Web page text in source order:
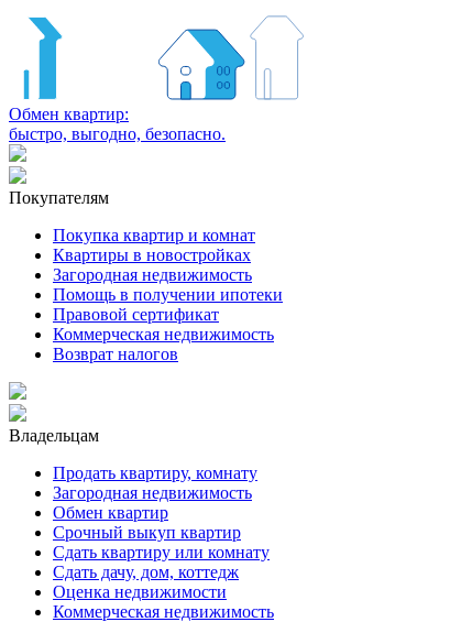
Обмен квартир:
быстро, выгодно, безопасно.
Покупателям
Покупка квартир и комнат
Квартиры в новостройках
Загородная недвижимость
Помощь в получении ипотеки
Правовой сертификат
Коммерческая недвижимость
Возврат налогов
Владельцам
Продать квартиру, комнату
Загородная недвижимость
Обмен квартир
Срочный выкуп квартир
Сдать квартиру или комнату
Сдать дачу, дом, коттедж
Оценка недвижимости
Коммерческая недвижимость